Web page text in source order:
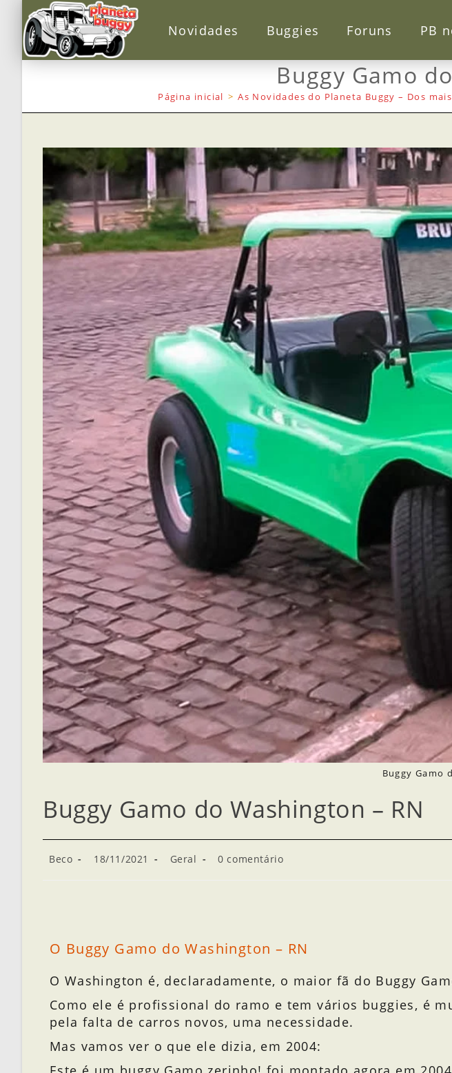
Novidades Buggies Foruns PB
Buggy Gamo
Página inicial > As Novidades do Planeta Buggy – Dos
Buggy Gamo
Buggy Gamo do Washington – RN
Beco 18/11/2021 Geral 0 comentário
O Buggy Gamo do Washington – RN
O Washington é, declaradamente, o maior fã do Buggy
Como ele é profissional do ramo e tem vários buggies, é
pela falta de carros novos, uma necessidade.
Mas vamos ver o que ele dizia, em 2004: